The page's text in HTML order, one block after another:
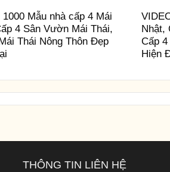
1000 Mẫu nhà cấp 4 Mái
4 Sân Vườn Mái Thái,
Thái Nông Thôn Đẹp
Nhật,
Cấp
Hiện
THÔNG TIN LIÊN HỆ